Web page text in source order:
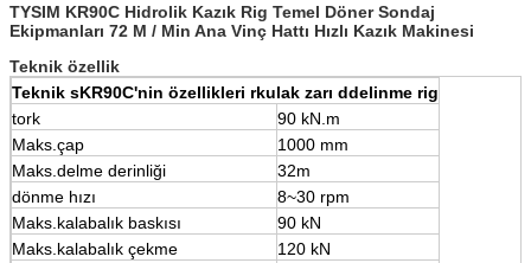
TYSIM KR90C Hidrolik Kazık Rig Temel Döner Sondaj
Ekipmanları 72 M / Min Ana Vinç Hattı Hızlı Kazık Makinesi
Teknik özellik
Teknik sKR90C'nin özellikleri rkulak zarı ddelinme rig
tork
90 kN.m
Maks.çap
1000 mm
Maks.delme derinliği
32m
dönme hızı
8~30 rpm
Maks.kalabalık baskısı
90 kN
Maks.kalabalık çekme
120 kN